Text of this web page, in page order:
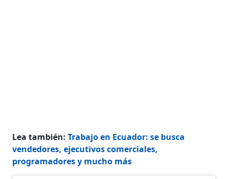
Lea también:Trabajo en Ecuador: se busca
vendedores, ejecutivos comerciales,
programadores y mucho más